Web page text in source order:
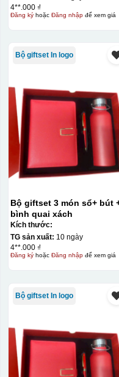
4**.000 ₫
Đăng kýhoặc Đăng nhậpđể xem giá
Bộ giftset In logo
Bộ giftset 3 món sổ+ bút
bình quai xách
Kích thước:
TG sản xuất: 10 ngày
4**.000 ₫
Đăng kýhoặc Đăng nhậpđể xem giá
Bộ giftset In logo